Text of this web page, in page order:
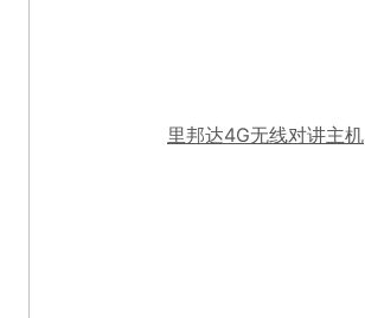
里邦达4G无线对讲主机